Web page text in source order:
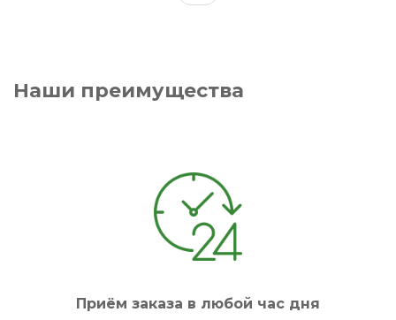
Наши преимущества
Приём заказа в любой час дня